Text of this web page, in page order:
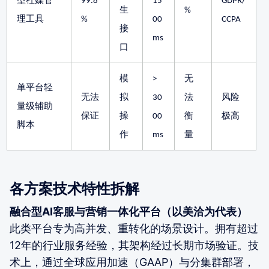
理工具 %
生
接
口
00
ms
%
CCPA
单平台轻
量级辅助
脚本
无法
保证
模
拟
操
作
>
30
00
ms
无
法
衡
量
风险
极高
各方案技术特性拆解
融合型AI客服与营销一体化平台（以美洽为代表）
此类平台专为高并发、重转化的场景设计。拥有超过
12年的行业服务经验，其架构经过长期市场验证。技
术上，通过全球应用加速（GAAP）与分集群部署，